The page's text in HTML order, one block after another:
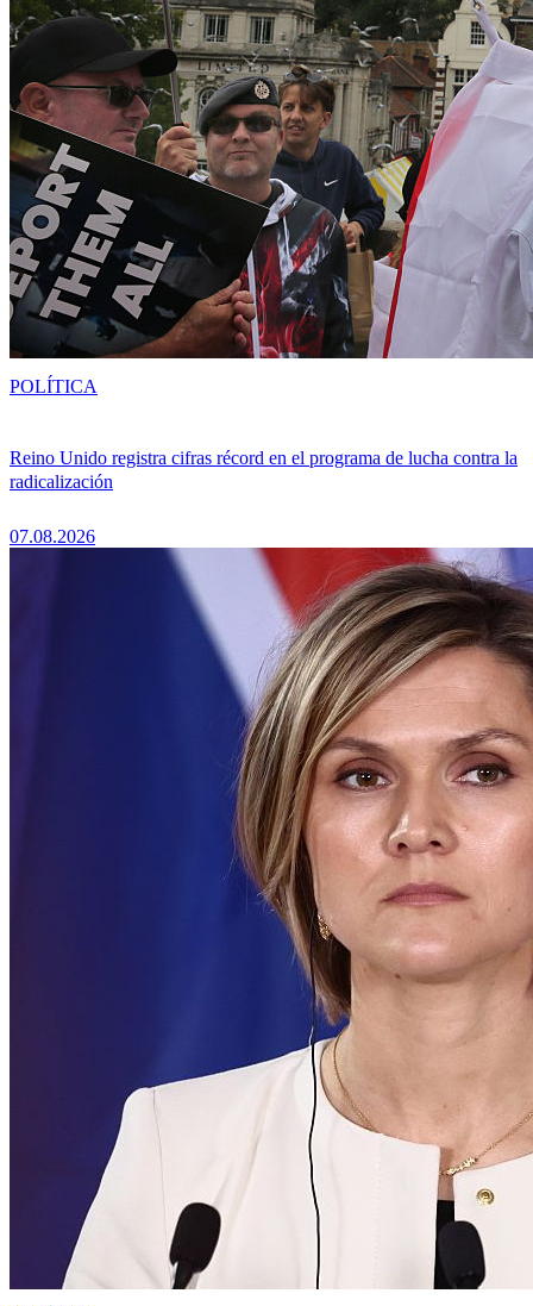
Reino Unido registra cifras récord en el programa de lucha contra la
radicalización
07.08.2026
POLÍTICA